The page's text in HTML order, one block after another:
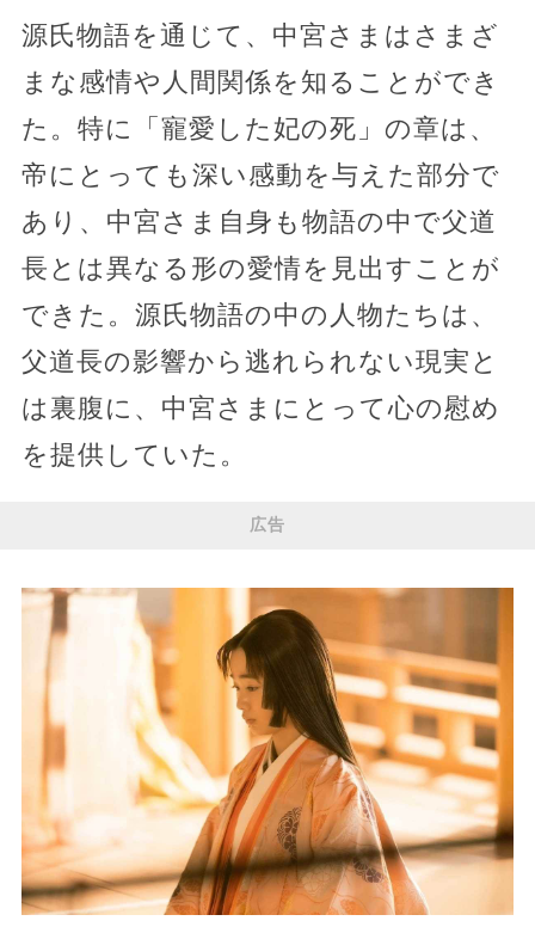
源氏物語を通じて、中宮さまはさまざ
まな感情や人間関係を知ることができ
た。特に「寵愛した妃の死」の章は、
帝にとっても深い感動を与えた部分で
あり、中宮さま自身も物語の中で父道
長とは異なる形の愛情を見出すことが
できた。源氏物語の中の人物たちは、
父道長の影響から逃れられない現実と
は裏腹に、中宮さまにとって心の慰め
を提供していた。
広告